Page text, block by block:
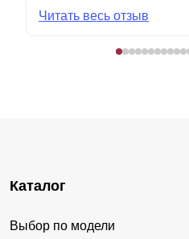
Читать весь отзыв
Каталог
Выбор по модели